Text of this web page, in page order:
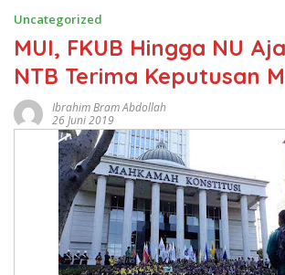
Uncategorized
MUI, FKUB Hingga NU
NTB Terima Keputusan
Ibrahim Bram Abdollah
26 Juni 2019